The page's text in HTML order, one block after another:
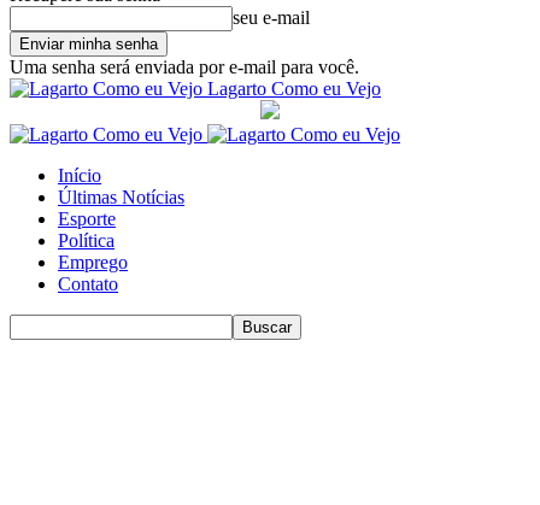
seu e-mail
Uma senha será enviada por e-mail para você.
Lagarto Como eu Vejo
Início
Últimas Notícias
Esporte
Política
Emprego
Contato